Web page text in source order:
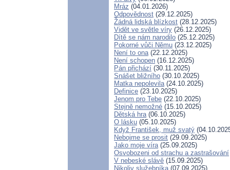
Mráz (04.01.2026)
Odpovědnost (29.12.2025)
Žádná lidská blízkost (28.12.2025)
Vidět ve světle víry (26.12.2025)
Dítě se nám narodilo (25.12.2025)
Pokorné vůči Němu (23.12.2025)
Není to ona(22.12.2025)
Není schopen (16.12.2025)
Pán přichází (30.11.2025)
Snášet bližního (30.10.2025)
Matka nepolevila(24.10.2025)
Definice (23.10.2025)
Jenom pro Tebe (22.10.2025)
Stejně nemožné (15.10.2025)
Dětská hra(06.10.2025)
O lásku (05.10.2025)
Když František, muž svatý
Nebojme se prosit (29.09.2025)
Jako moje víra(25.09.2025)
Osvobozeni od strachu a zastrašování
V nebeské slávě (15.09.2025)
Nikoliv služebníka(07.09.2025)